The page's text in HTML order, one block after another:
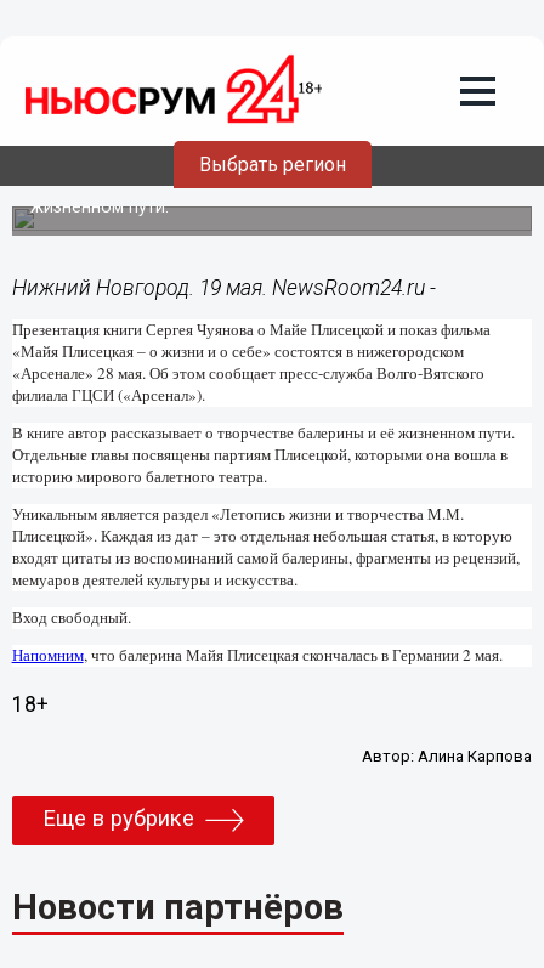
Выбрать регион
Презентация книги и показ фильма о
Майе Плисецкой пройдут в
нижегородском «Арсенале» 28 мая
В книге автор рассказывает о творчестве балерины и её
жизненном пути.
Нижний Новгород. 19 мая. NewsRoom24.ru -
Презентация книги Сергея Чуянова о Майе Плисецкой и показ фильма
«Майя Плисецкая – о жизни и о себе» состоятся в нижегородском
«Арсенале» 28 мая. Об этом сообщает пресс-служба Волго-Вятского
филиала ГЦСИ («Арсенал»).
В книге автор рассказывает о творчестве балерины и её жизненном пути.
Отдельные главы посвящены партиям Плисецкой, которыми она вошла в
историю мирового балетного театра.
Уникальным является раздел «Летопись жизни и творчества М.М.
Плисецкой». Каждая из дат – это отдельная небольшая статья, в которую
входят цитаты из воспоминаний самой балерины, фрагменты из рецензий,
мемуаров деятелей культуры и искусства.
Вход свободный.
Напомним, что балерина Майя Плисецкая скончалась в Германии 2 мая.
18+
Автор:Алина Карпова
Еще в рубрике
Новости партнёров